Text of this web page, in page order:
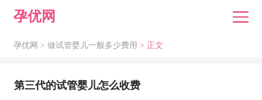
孕优网
孕优网 > 做试管婴儿一般多少费用 > 正文
第三代的试管婴儿怎么收费